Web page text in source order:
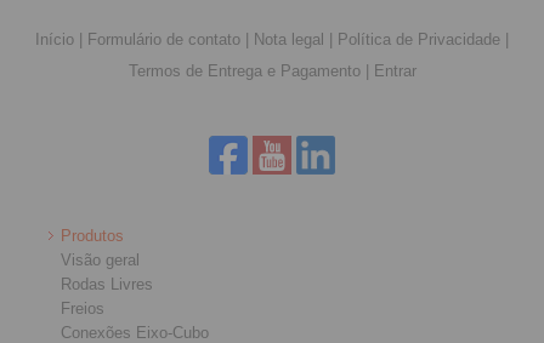
Início | Formulário de contato | Nota legal | Política de Privacidade |
Termos de Entrega e Pagamento| Entrar
Produtos
Visão geral
Rodas Livres
Freios
Conexões Eixo-Cubo